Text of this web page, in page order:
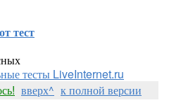
тест
тесты LiveInternet.ru
вверх^ к полной версии